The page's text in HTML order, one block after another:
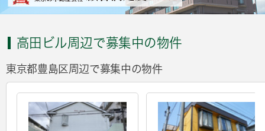
高田ビル周辺で募集中の物件
東京都豊島区周辺で募集中の物件